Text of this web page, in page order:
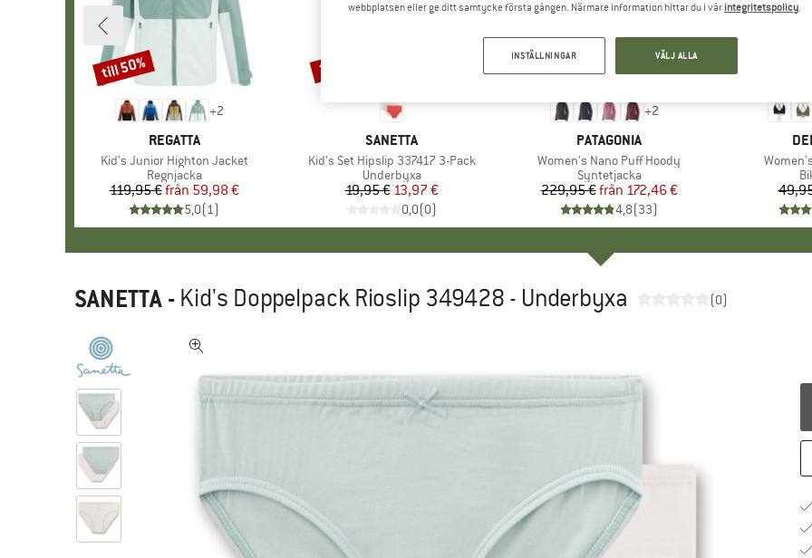
+2
VARUMÄRKE
REGATTA
Produkter
Kid's Junior Highton Jacket
Produktgrupp
Regnjacka
Pris
119,95 € Reducerat pris
från 59,98 €
5,0(1)
Rabatt
till 50%
VARUMÄRKE
SANETTA
Produkter
Kid's Set Hipslip 337417 3-Pack
Produktgrupp
Underbyxa
Pris
19,95 € Reducerat pris
13,97 €
0,0(0)
Rabatt
30%
+2
VARUMÄRKE
PATAGONIA
Produkter
Women's Nano Puff Hoody
Produktgrupp
Syntetjacka
Pris
229,95 € Reducerat pris
från 172,46 €
4,8(33)
till 25%
SANETTA - Kid's Doppelpack Rioslip 349428 - Underbyxa (0)
webbplatsen eller ge ditt samtycke första gången. Närmare information hittar du i vår integritetspolicy.
INSTÄLLNINGAR VÄLJ ALLA